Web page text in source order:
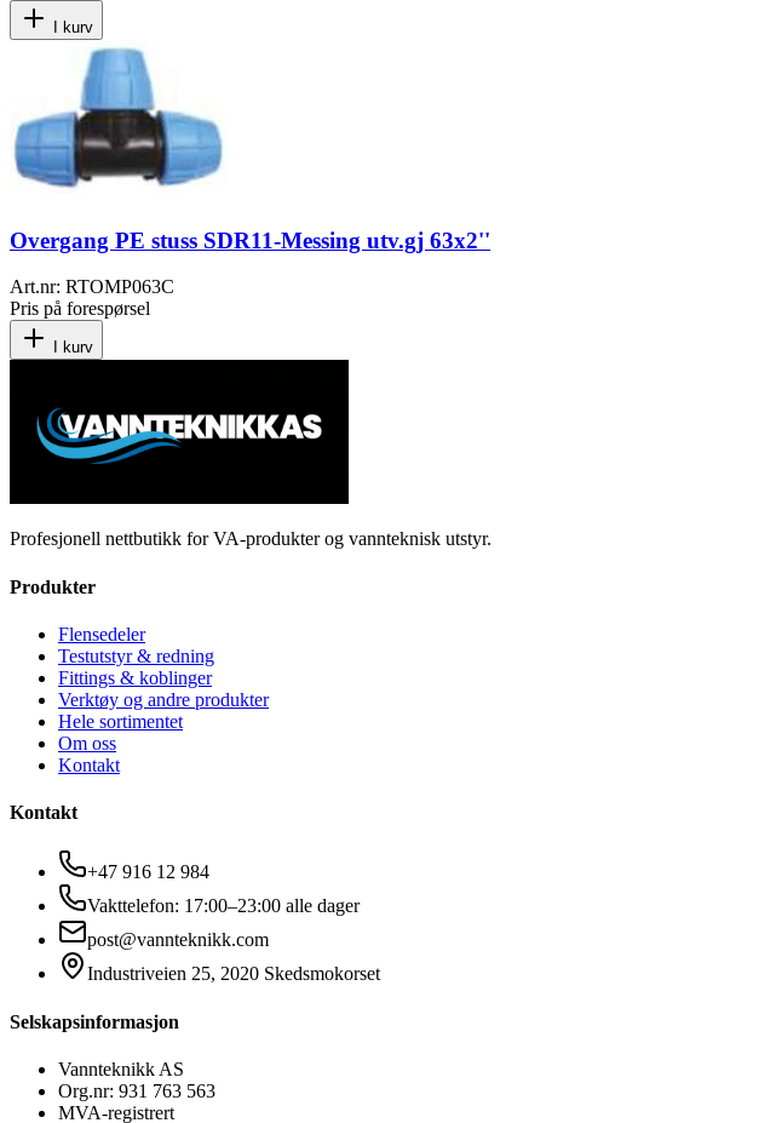
I kurv
Overgang PE stuss SDR11-Messing utv.gj 63x2''
Art.nr: RTOMP063C
Pris på forespørsel
I kurv
Profesjonell nettbutikk for VA-produkter og vannteknisk utstyr.
Produkter
Flensedeler
Testutstyr & redning
Fittings & koblinger
Verktøy og andre produkter
Hele sortimentet
Om oss
Kontakt
Kontakt
+47 916 12 984
Vakttelefon: 17:00–23:00 alle dager
post@vannteknikk.com
Industriveien 25, 2020 Skedsmokorset
Selskapsinformasjon
Vannteknikk AS
Org.nr: 931 763 563
MVA-registrert